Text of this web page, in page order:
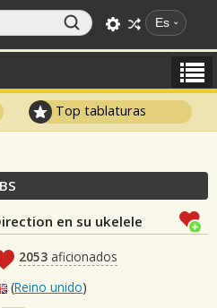
Es
Top tablaturas
en su ukelele
2053 aficionados
(Reino unido)